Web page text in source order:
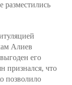
разместились
Алиев
его
признался, что
позволило